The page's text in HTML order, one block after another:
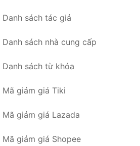
Danh sách tác giả
Danh sách nhà cung cấp
Danh sách từ khóa
Mã giảm giá Tiki
Mã giảm giá Lazada
Mã giảm giá Shopee